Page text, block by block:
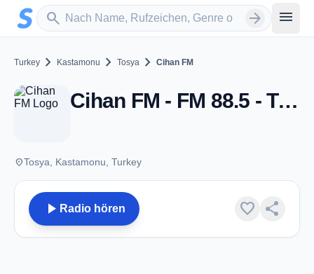
Zum Hauptinhalt springen
search
Sender suchen arrow_forward menu
Turkey chevron_right Kastamonu chevron_right Tosya chevron_right Cihan FM
Cihan FM - FM 88.5 - Tosya
placeTosya, Kastamonu, Turkey
play_arrow Radio hören favorite share